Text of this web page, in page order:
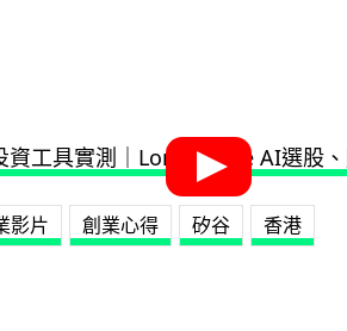
影片 創業心得 矽谷 香港